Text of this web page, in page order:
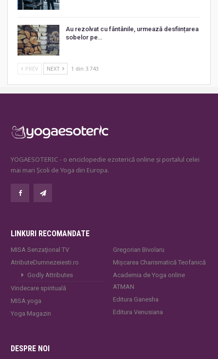
Au rezolvat cu fântânile, urmează desființarea
sobelor pe…
PREV NEXT 1 din 3.743
YOGAESOTERIC - o enciclopedie ezoterică online și portalul celei
mai mari Școli de Yoga din Europa.
LINKURI RECOMANDATE
MISA Senzaţional TV
AtributeDumnezeiesti.ro
Godly Attributes
Vindecare spirituală
MISA.yoga
Yoga Magazin
Gregorian Bivolaru
Mișcarea Charismatică Teofanică
Academia de Yoga online
ATMAN
Editura Ganesha
Editura Venusiana
DESPRE NOI